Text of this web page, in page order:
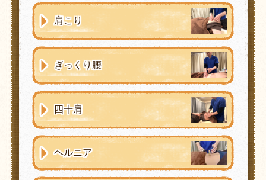
肩こり
ぎっくり腰
四十肩
ヘルニア